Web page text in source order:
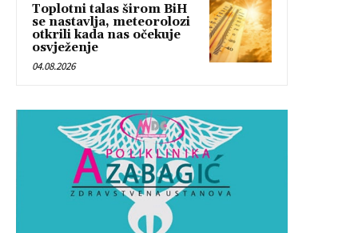
Toplotni talas širom BiH
se nastavlja, meteorolozi
otkrili kada nas očekuje
osvježenje
04.08.2026